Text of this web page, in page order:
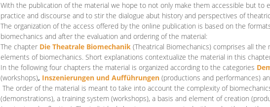
With the publication of the material we hope to not only make them accessible but to
practice and discourse and to stir the dialogue abut history and perspectives of
The organization of the access offered by the online publication is based on the
biomechanics and after the evaluation and ordering of the material:
The chapter Die Theatrale Biomechanik (Theatrical Biomechanics) comprises all the
elements of biomechanics. Short explanations contextualize the material in this
In the following four chapters the material is organized according to the categories D
(workshops), Inszenierungen und Aufführungen (productions and performances)
The order of the material is meant to take into account the complexity of
(demonstrations), a training system (workshops), a basis and element of creation